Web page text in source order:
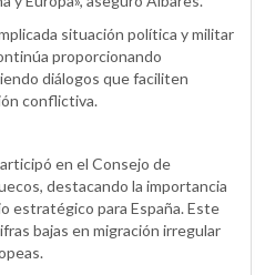
situación política y militar
proporcionando
diálogos que faciliten
conflictiva.
en el Consejo de
destacando la importancia
estratégico para España. Este
bajas en migración irregular